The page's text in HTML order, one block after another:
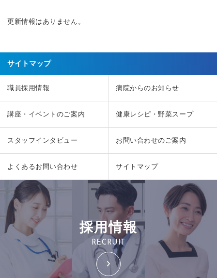
更新情報はありません。
サイトマップ
職員採用情報 病院からのお知らせ
講座・イベントのご案内 健康レシピ・野菜スープ
スタッフインタビュー お問い合わせのご案内
よくあるお問い合わせ サイトマップ
採用情報
RECRUIT